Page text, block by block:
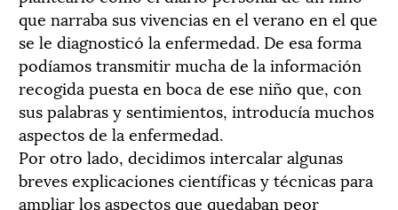
que narraba sus vivencias en el verano en el que
se le diagnosticó la enfermedad. De esa forma
podíamos transmitir mucha de la información
recogida puesta en boca de ese niño que, con
sus palabras y sentimientos, introducía muchos
aspectos de la enfermedad.
Por otro lado, decidimos intercalar algunas
breves explicaciones científicas y técnicas para
ampliar los aspectos que quedaban peor